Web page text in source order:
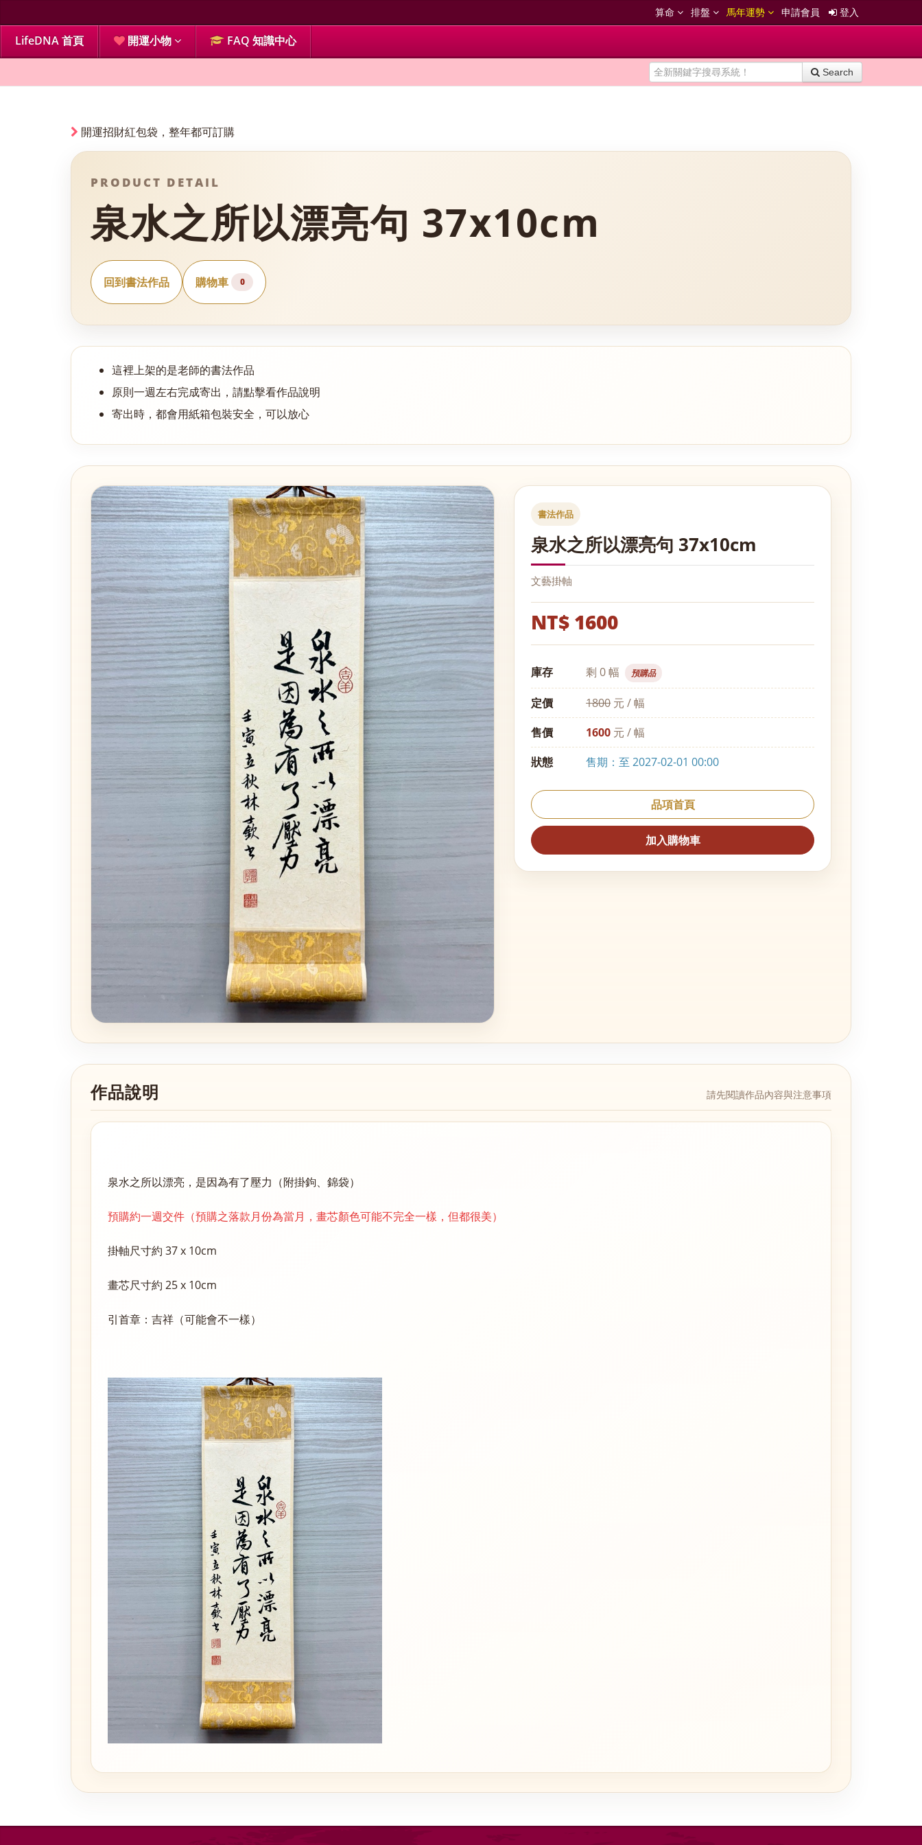
算命 排盤 馬年運勢 申請會員 登入
LifeDNA 首頁 開運小物 FAQ 知識中心
Search
開運招財紅包袋，整年都可訂購
PRODUCT DETAIL
泉水之所以漂亮句 37x10cm
回到書法作品 購物車 0
這裡上架的是老師的書法作品
原則一週左右完成寄出，請點擊看作品說明
寄出時，都會用紙箱包裝安全，可以放心
書法作品
泉水之所以漂亮句 37x10cm
文藝掛軸
NT$ 1600
庫存 剩 0 幅 預購品
定價 1800 元 / 幅
售價
1600 元 / 幅
狀態
售期：至 2027-02-01 00:00
品項首頁
加入購物車
作品說明 請先閱讀作品內容與注意事項
泉水之所以漂亮，是因為有了壓力（附掛鉤、錦袋）
預購約一週交件（預購之落款月份為當月，畫芯顏色可能不完全一樣，但都很美）
掛軸尺寸約 37 x 10cm
畫芯尺寸約 25 x 10cm
引首章：吉祥（可能會不一樣）